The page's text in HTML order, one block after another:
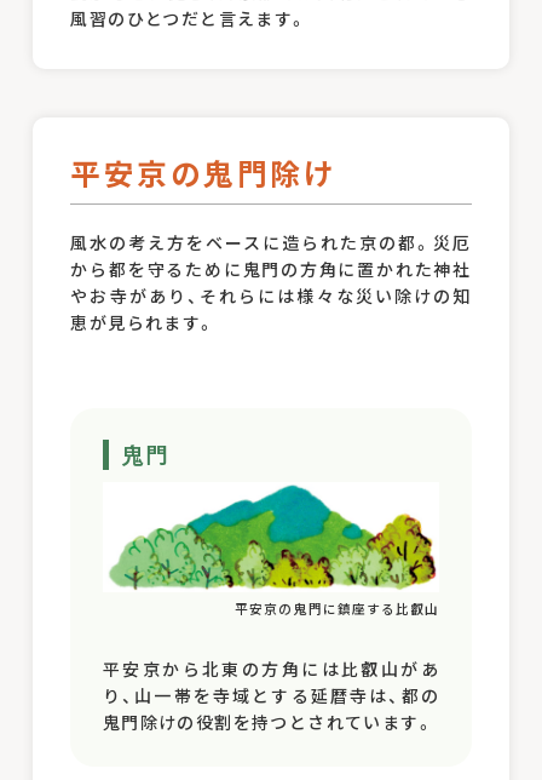
風習のひとつだと言えます。
平安京の鬼門除け
風水の考え方をベースに造られた京の都。災厄
から都を守るために鬼門の方角に置かれた神社
やお寺があり、それらには様々な災い除けの知
恵が見られます。
鬼門
平安京の鬼門に鎮座する比叡山
平安京から北東の方角には比叡山があ
り、山一帯を寺域とする延暦寺は、都の
鬼門除けの役割を持つとされています。